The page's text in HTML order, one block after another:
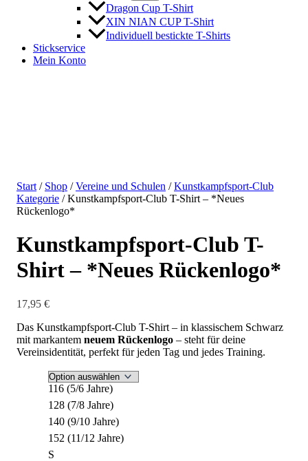
Dragon Cup T-Shirt
XIN NIAN CUP T-Shirt
Individuell bestickte T-Shirts
Stickservice
Mein Konto
Start / Shop /Vereine und Schulen /Kunstkampfsport-Club
Kategorie / Kunstkampfsport-Club T-Shirt – *Neues
Rückenlogo*
Kunstkampfsport-Club T-
Shirt – *Neues Rückenlogo*
17,95 €
Das Kunstkampfsport-Club T-Shirt – in klassischem Schwarz
mit markantem neuem Rückenlogo – steht für deine
Vereinsidentität, perfekt für jeden Tag und jedes Training.
116 (5/6 Jahre)
128 (7/8 Jahre)
140 (9/10 Jahre)
152 (11/12 Jahre)
S